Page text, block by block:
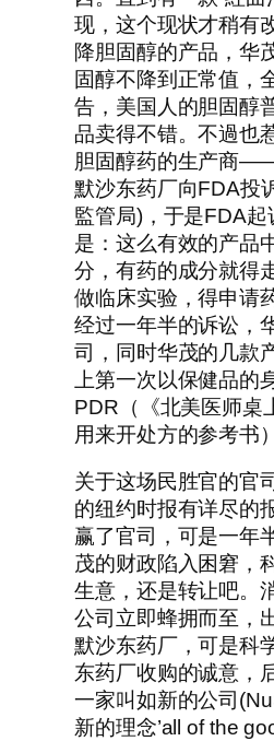
现，这个现状才稍有
降胆固醇的产品，华
固醇不降到正常值，
告，美国人的胆固醇
品卖得不错。不過也
胆固醇药的生产商
默沙东药厂向FDA投
監管局)，于是FDA起
是：这么有效的产品
分，有药的成分就得
做临床实验，得申请
经过一年半的诉讼，
司，同时华茂的几款
上第一次以保健品的
PDR（《北美医师桌
用来开处方的参考书
关于这场民胜官的官
的纽约时报有详尽的
赢了官司，可是一年
茂的财政陷入困窘，
生意，还是转让吧。
公司立即蜂拥而至，
默沙东药厂，可是科
东药厂收购的诚意，
一家叫如新的公司
新的理念’all of the